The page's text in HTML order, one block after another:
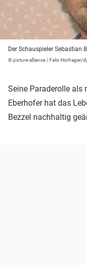
Der Schauspieler Sebastian
© picture alliance / Felix Hörhager/
Seine Paraderolle als
Eberhofer hat das
Bezzel nachhaltig